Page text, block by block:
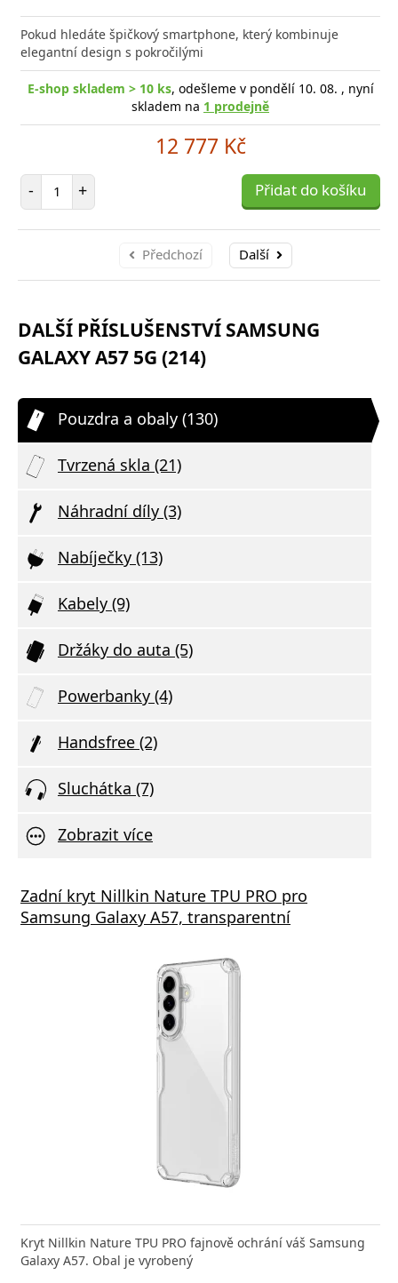
Pokud hledáte špičkový smartphone, který kombinuje
elegantní design s pokročilými
E-shop skladem > 10 ks, odešleme v pondělí 10. 08. , nyní
skladem na 1 prodejně
12 777 Kč
- Počet položek
+ Přidat do košíku
Předchozí Další
DALŠÍ PŘÍSLUŠENSTVÍ SAMSUNG
GALAXY A57 5G (214)
Pouzdra a obaly (130)
Tvrzená skla (21)
Náhradní díly (3)
Nabíječky (13)
Kabely (9)
Držáky do auta (5)
Powerbanky (4)
Handsfree (2)
Sluchátka (7)
Zobrazit více
Zadní kryt Nillkin Nature TPU PRO pro
Samsung Galaxy A57, transparentní
Kryt Nillkin Nature TPU PRO fajnově ochrání váš Samsung
Galaxy A57. Obal je vyrobený